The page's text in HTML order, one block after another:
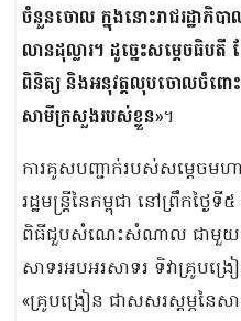
ចំនួនចោល ក្នុងនោះរាជរដ្ឋាភិ
លានដុល្លារ។ ដូច្នេះសម្ដេចធិប
ពិនិត្យ និងអនុវត្តលុបចោលចំពោ
សាមីក្រសួងរបស់ខ្លួន»។
ការគូសបញ្ជាក់របស់សម្តេចម
រដ្ឋមន្រ្តីនៃកម្ពុជា នៅព្រឹកថ្ងៃ
ពិធីជួបសំណេះសំណាល ជាមួយល
សាទរអបអរសាទរ ទិវាគ្រូបង្
«គ្រូបង្រៀន ជាសសរស្តម្ភនៃស